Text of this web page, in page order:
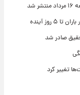
آینده
صادر شد